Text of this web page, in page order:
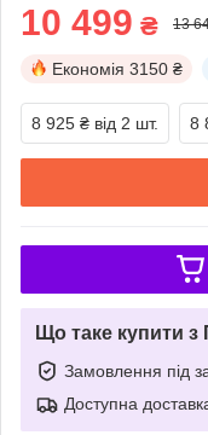
10 499 ₴ 13
Економія 3150 ₴
8 925 ₴ від 2 шт. 8
Що таке купити
Замовлення під
Доступна